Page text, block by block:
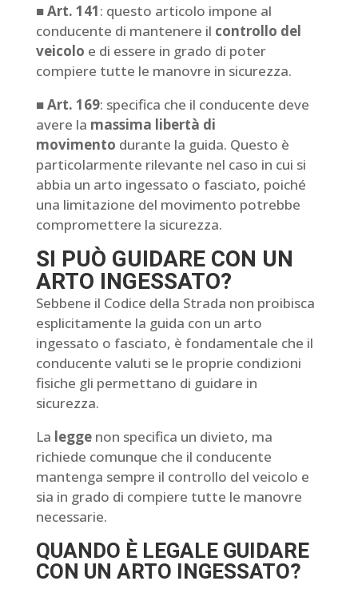
■ Art. 141: questo articolo impone al
conducente di mantenere il controllo del
veicolo e di essere in grado di poter
compiere tutte le manovre in sicurezza.
■ Art. 169: specifica che il conducente deve
avere la massima libertà di
movimento durante la guida. Questo è
particolarmente rilevante nel caso in cui si
abbia un arto ingessato o fasciato, poiché
una limitazione del movimento potrebbe
compromettere la sicurezza.
SI PUÒ GUIDARE CON UN
ARTO INGESSATO?
Sebbene il Codice della Strada non proibisca
esplicitamente la guida con un arto
ingessato o fasciato, è fondamentale che il
conducente valuti se le proprie condizioni
fisiche gli permettano di guidare in
sicurezza.
La leggenon specifica un divieto, ma
richiede comunque che il conducente
mantenga sempre il controllo del veicolo e
sia in grado di compiere tutte le manovre
necessarie.
QUANDO È LEGALE GUIDARE
CON UN ARTO INGESSATO?